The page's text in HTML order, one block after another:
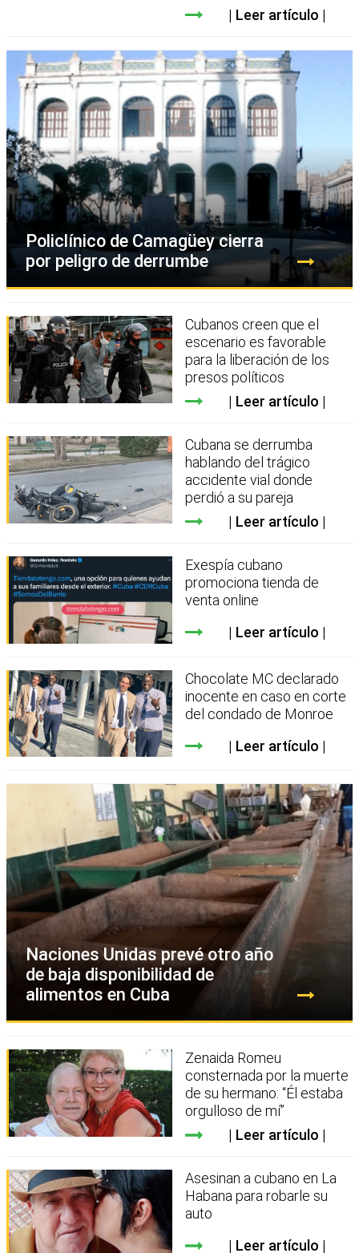
Leer artículo
Policlínico de Camagüey cierra
por peligro de derrumbe
Cubanos creen que el
escenario es favorable
para la liberación de los
presos políticos
Leer artículo
Cubana se derrumba
hablando del trágico
accidente vial donde
perdió a su pareja
Leer artículo
Exespía cubano
promociona tienda de
venta online
Leer artículo
Chocolate MC declarado
inocente en caso en corte
del condado de Monroe
Leer artículo
Naciones Unidas prevé otro año
de baja disponibilidad de
alimentos en Cuba
Zenaida Romeu
consternada por la muerte
de su hermano: “Él estaba
orgulloso de mí”
Leer artículo
Asesinan a cubano en La
Habana para robarle su
auto
Leer artículo